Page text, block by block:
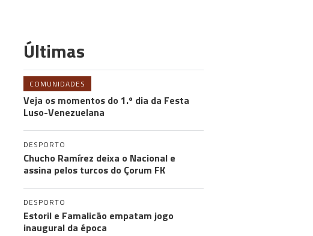
Últimas
COMUNIDADES
Veja os momentos do 1.º dia da Festa
Luso-Venezuelana
DESPORTO
Chucho Ramírez deixa o Nacional e
assina pelos turcos do Çorum FK
DESPORTO
Estoril e Famalicão empatam jogo
inaugural da época